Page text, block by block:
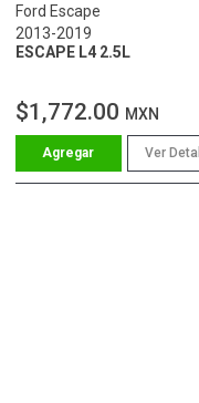
Ford Escape
2013-2019
ESCAPE L4 2.5L
$1,772.00 MXN
Ver